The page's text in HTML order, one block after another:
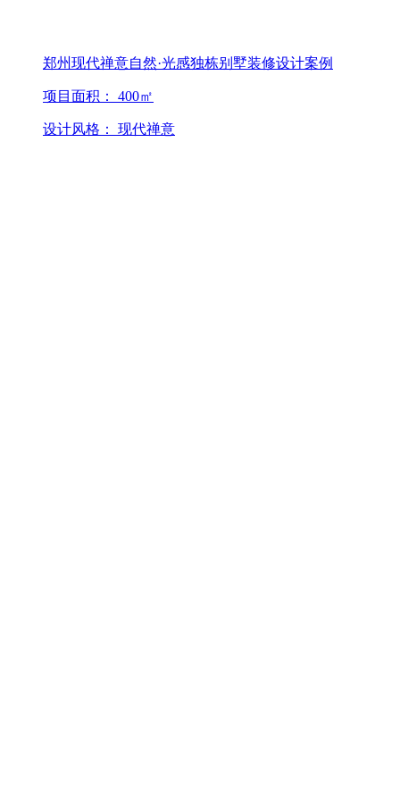
郑州现代禅意自然·光感独栋别墅装修设计案例
项目面积： 400㎡
设计风格： 现代禅意